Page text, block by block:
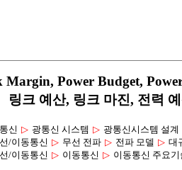
Power Budget,
링크 예산, 링크 마진, 전력
신 ▷ 광통신 시스템 ▷ 광통신시스템 설계
/이동통신 ▷ 무선 전파 ▷ 전파 모델 ▷ 대
/이동통신 ▷ 이동통신 ▷ 이동통신 주요기